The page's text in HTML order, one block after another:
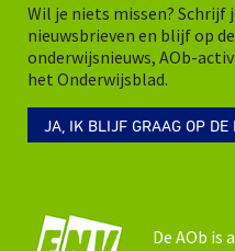
Wil je niets missen? Schrijf
nieuwsbrieven en blijf op
onderwijsnieuws, AOb-
het Onderwijsblad.
JA, IK BLIJF GRAAG OP DE
De AOb is